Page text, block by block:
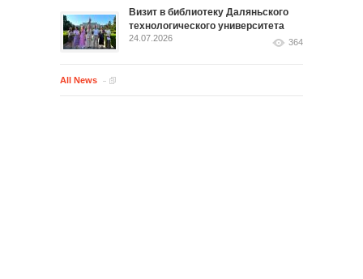
Визит в библиотеку Даляньского
технологического университета
24.07.2026 364
All News